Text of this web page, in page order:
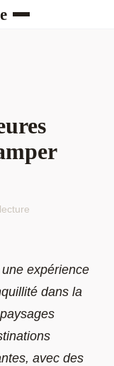
expérience
dans la
avec des